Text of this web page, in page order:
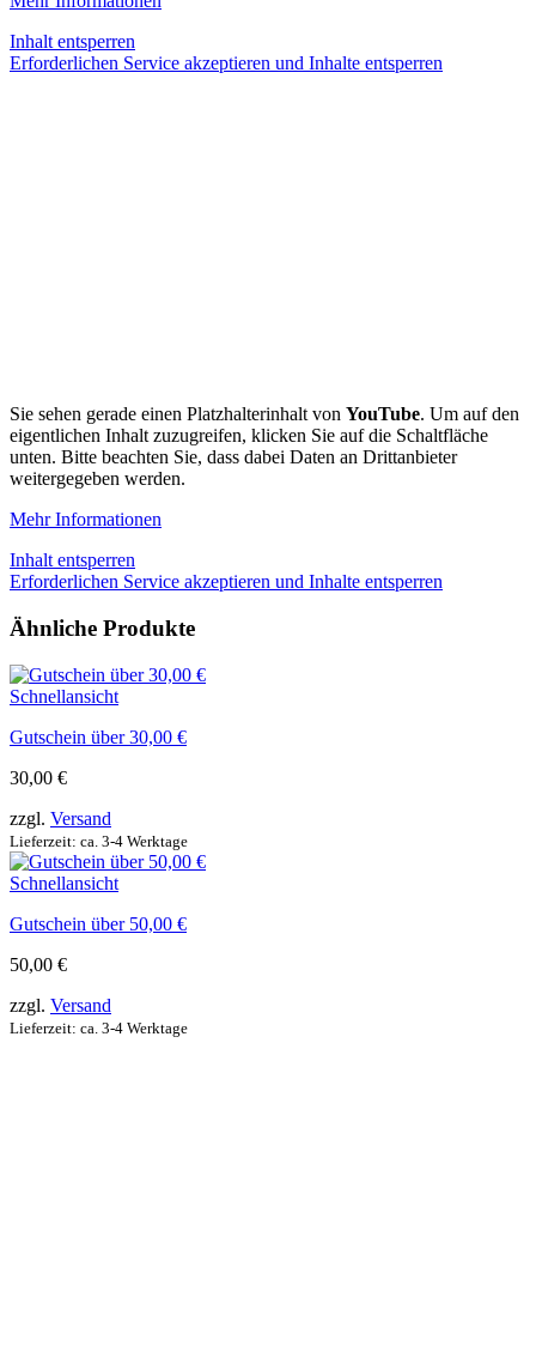
Inhalt entsperren
Erforderlichen Service akzeptieren und Inhalte entsperren
Sie sehen gerade einen Platzhalterinhalt von YouTube. Um auf den
eigentlichen Inhalt zuzugreifen, klicken Sie auf die Schaltfläche
unten. Bitte beachten Sie, dass dabei Daten an Drittanbieter
weitergegeben werden.
Mehr Informationen
Inhalt entsperren
Erforderlichen Service akzeptieren und Inhalte entsperren
Ähnliche Produkte
Schnellansicht
Gutschein über 30,00 €
30,00 €
zzgl. Versand
Lieferzeit: ca. 3-4 Werktage
Schnellansicht
Gutschein über 50,00 €
50,00 €
zzgl. Versand
Lieferzeit: ca. 3-4 Werktage